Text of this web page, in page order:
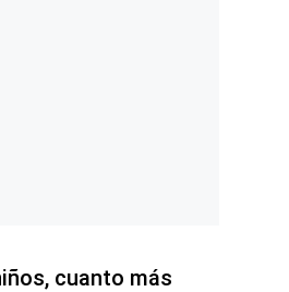
cuanto más